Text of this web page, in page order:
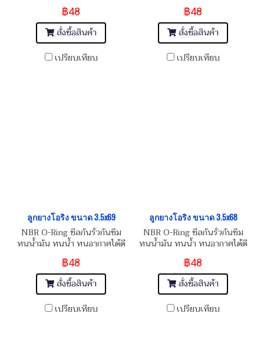
฿48
สั่งซื้อสินค้า
เปรียบเทียบ
฿48
สั่งซื้อสินค้า
เปรียบเทียบ
ลูกยางโอริง ขนาด 3.5x69
NBR O-Ring ซีลกันรั่วกันซึม
ทนน้ำมัน ทนน้ำ ทนอากาศได้ดี
฿48
สั่งซื้อสินค้า
เปรียบเทียบ
ลูกยางโอริง ขนาด 3.5x68
NBR O-Ring ซีลกันรั่วกันซึม
ทนน้ำมัน ทนน้ำ ทนอากาศได้ดี
฿48
สั่งซื้อสินค้า
เปรียบเทียบ